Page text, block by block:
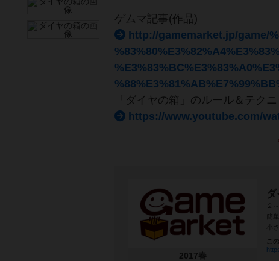
ゲムマ記事(作品)
http://gamemarket.jp/game/
「ダイヤの箱」のルール＆テク
https://www.youtube.com/
2017春
２
簡
小
こ